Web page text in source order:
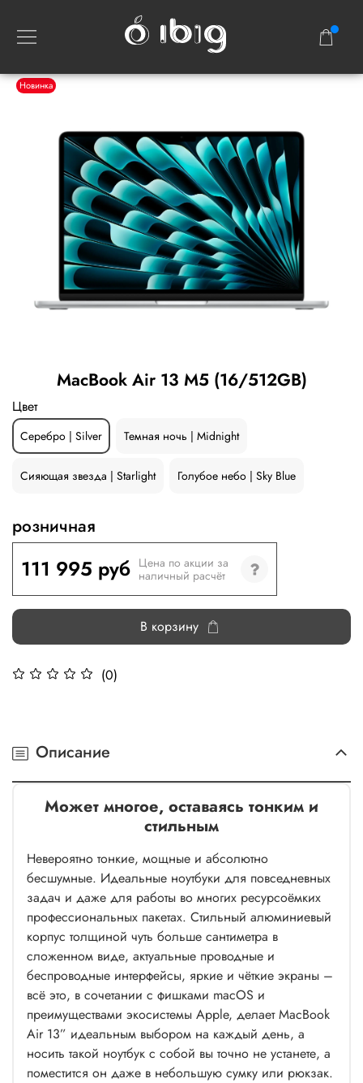
Новинка
MacBook Air 13 M5 (16/512GB)
(0)
Цвет
Серебро | Silver Темная ночь | Midnight
Сияющая звезда | Starlight Голубое небо | Sky Blue
розничная
111 995 руб Цена по акции за
наличный расчёт
В корзину
Описание
Может многое, оставаясь тонким и
стильным
Невероятно тонкие, мощные и абсолютно
бесшумные. Идеальные ноутбуки для повседневных
задач и даже для работы во многих ресурсоёмких
профессиональных пакетах. Стильный алюминиевый
корпус толщиной чуть больше сантиметра в
сложенном виде, актуальные проводные и
беспроводные интерфейсы, яркие и чёткие экраны –
всё это, в сочетании с фишками macOS и
преимуществами экосистемы Apple, делает MacBook
Air 13” идеальным выбором на каждый день, а
носить такой ноутбук с собой вы точно не устанете, а
поместится он даже в небольшую сумку или рюкзак.